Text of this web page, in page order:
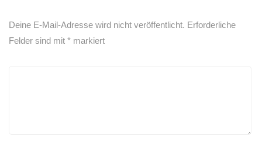
Deine E-Mail-Adresse wird nicht veröffentlicht. Erforderliche
Felder sind mit* markiert